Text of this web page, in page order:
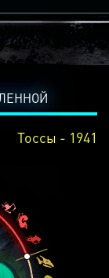
Тоссы - 1941